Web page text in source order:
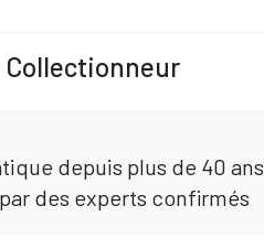
Collectionneur
depuis plus de 40 ans
des experts confirmés